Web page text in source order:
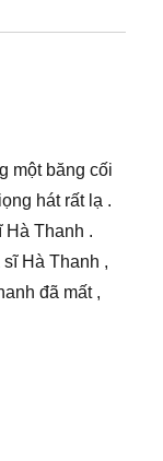
một băng cối
hát rất lạ .
Hà Thanh .
Hà Thanh ,
đã mất ,